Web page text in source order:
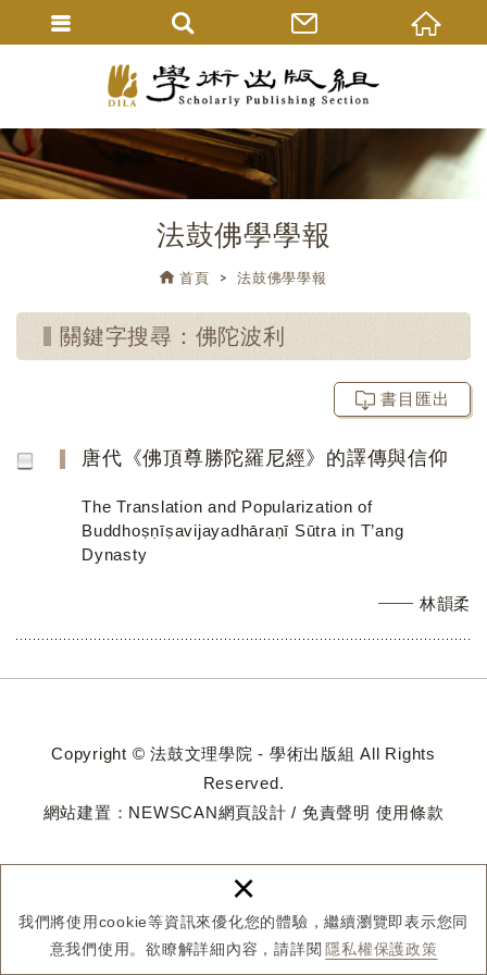
我們將使用cookie等資訊來優化您的體驗，繼續瀏覽即表示您同
意我們使用。欲瞭解詳細內容，請詳閱 隱私權保護政策
×
法鼓佛學學報
首頁 法鼓佛學學報
關鍵字搜尋：佛陀波利
書目匯出
唐代《佛頂尊勝陀羅尼經》的譯傳與信仰
The Translation and Popularization of
Buddhoṣṇīṣavijayadhāraṇī Sūtra in T’ang
Dynasty
林韻柔
Copyright © 法鼓文理學院 - 學術出版組 All Rights
Reserved.
網站建置： NEWSCAN網頁設計 / 免責聲明 使用條款